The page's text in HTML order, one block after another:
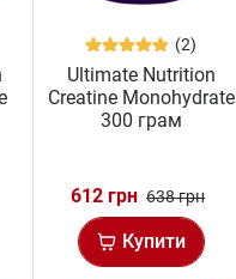
(2)
Ultimate Nutrition
Creatine Monohydrate
300 грам
612 грн 638 грн
Купити